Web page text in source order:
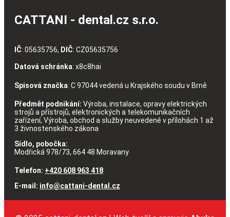
CATTANI - dental.cz s.r.o.
IČ: 05635756, DIČ: CZ05635756
Datová schránka: x8c8hai
Spisová značka: C 97044 vedená u Krajského soudu v Brně
Předmět podnikání: Výroba, instalace, opravy elektrických
strojů a přístrojů, elektronických a telekomunikačních
zařízení, Výroba, obchod a služby neuvedené v přílohách 1 až
3 živnostenského zákona
Sídlo, pobočka:
Modřická 978/73, 664 48 Moravany
Telefon: +420 608 963 418
E-mail: info@cattani-dental.cz